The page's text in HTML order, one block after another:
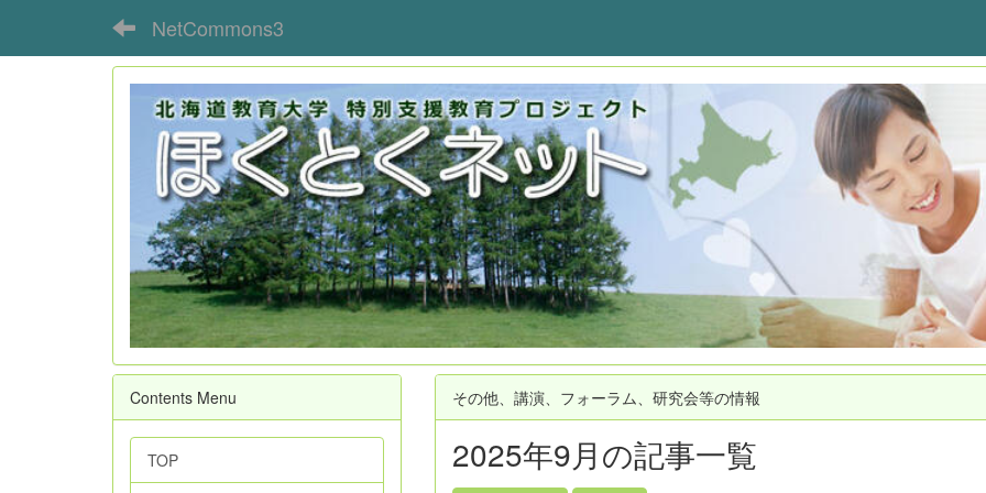
NetCommons3
その他、講演、フォーラム、研究会等の情報
2025年9月の記事一覧
Contents Menu
TOP